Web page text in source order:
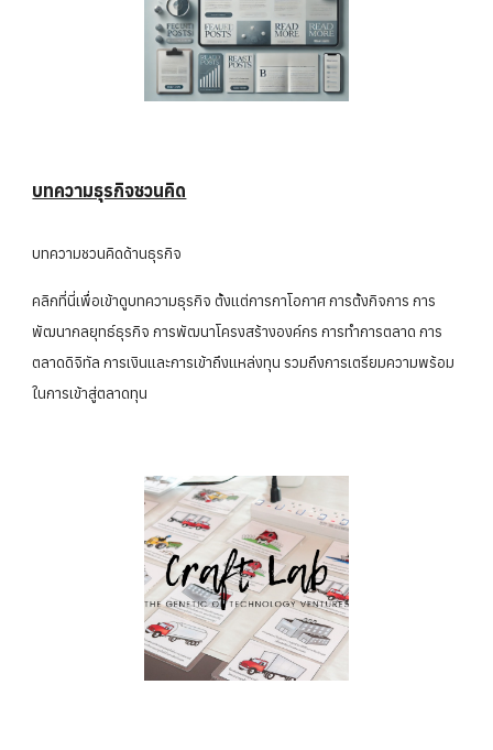
บทความธุรกิจชวนคิด
บทความชวนคิดด้านธุรกิจ
คลิกที่นี่เพื่อเข้าดูบทความธุรกิจ ตั้งแต่การกาโอกาศ การตั้งกิจการ การ
พัฒนากลยุทธ์ธุรกิจ การพัฒนาโครงสร้างองค์กร การทำการตลาด การ
ตลาดดิจิทัล การเงินและการเข้าถึงแหล่งทุน รวมถึงการเตรียมความพร้อม
ในการเข้าสู่ตลาดทุน